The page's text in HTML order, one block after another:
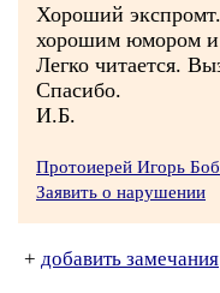
Хороший
хорошим юмором и
Легко читается.
Спасибо.
И.Б.
Протоиерей Игорь
Заявить о нарушении
+ добавить замечания